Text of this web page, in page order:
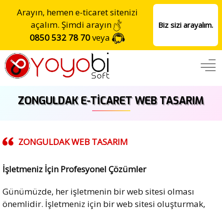
Arayın, hemen e-ticaret sitenizi
açalım. Şimdi arayın
0850 532 78 70veya
Biz sizi arayalım.
ZONGULDAK E-TICARET WEB TASARIM
ZONGULDAKWEB TASARIM
İşletmeniz İçin Profesyonel Çözümler
Günümüzde, her işletmenin bir web sitesi olması
önemlidir. İşletmeniz için bir web sitesi oluşturmak,